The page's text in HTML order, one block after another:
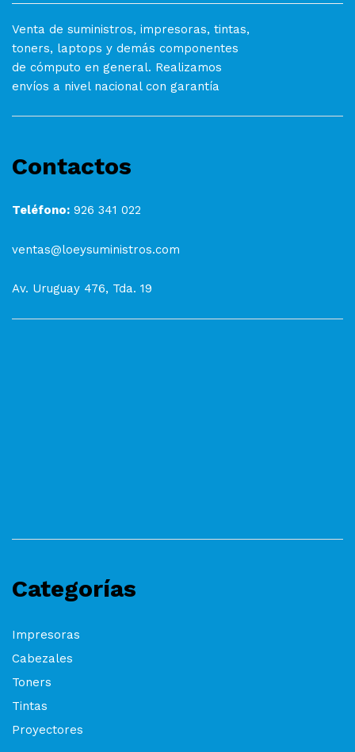
Venta de suministros, impresoras, tintas,
toners, laptops y demás componentes
de cómputo en general. Realizamos
envíos a nivel nacional con garantía
Contactos
Teléfono: 926 341 022
ventas@loeysuministros.com
Av. Uruguay 476, Tda. 19
Categorías
Impresoras
Cabezales
Toners
Tintas
Proyectores